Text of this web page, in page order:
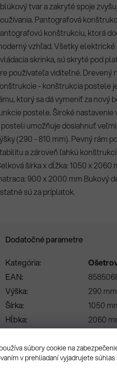
súbory cookie na
v prehliadaní vyjadrujete
tvar a zakryté spoje
Pantografová
konštrukciu, ktorá
vzhľad. Všetky elektrické
skrinka, sú skryté pod
používateľa viditeľné. Drevený
- konštrukcia postele
ktorý sa dá vymeniť za nový
postele. Široké nastavenie
umožňuje dosiahnuť
(290 - 810 mm). Pevný rám
a zároveň ľahkú
šírka x dĺžka: 1050 x
900 x 2000 mm Bukový
sú za príplatok.
Dodatočné parametre
Kategória
EAN
Výška
290 mm
Šírka
1050
Hĺbka
2060